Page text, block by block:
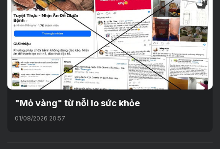
"Mỏ vàng" từ nỗi lo sức khỏe
01/08/2026 20:57